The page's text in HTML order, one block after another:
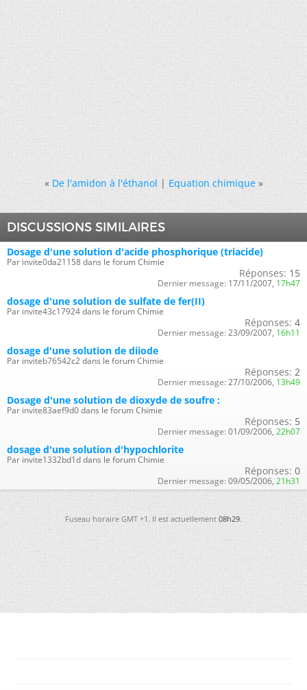
« De l'amidon à l'éthanol|Equation chimique »
DISCUSSIONS SIMILAIRES
Dosage d'une solution d'acide phosphorique (triacide)
Par invite0da21158 dans le forum Chimie
Réponses: 15
Dernier message: 17/11/2007, 17h47
dosage d'une solution de sulfate de fer(II)
Par invite43c17924 dans le forum Chimie
Réponses: 4
Dernier message: 23/09/2007, 16h11
dosage d'une solution de diiode
Par inviteb76542c2 dans le forum Chimie
Réponses: 2
Dernier message: 27/10/2006, 13h49
Dosage d'une solution de dioxyde de soufre :
Par invite83aef9d0 dans le forum Chimie
Réponses: 5
Dernier message: 01/09/2006, 22h07
dosage d'une solution d'hypochlorite
Par invite1332bd1d dans le forum Chimie
Réponses: 0
Dernier message: 09/05/2006, 21h31
Fuseau horaire GMT +1. Il est actuellement08h29.